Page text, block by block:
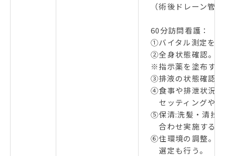
（術後ドレーン管
60分訪問看護：
①バイタル測定を
②全身状態確認。
※指示薬を塗布す
③排液の状態確認
④食事や排泄状況
セッティングや
⑤保清:洗髪・清拭
合わせ実施する。
⑥住環境の調整。
選定も行う。